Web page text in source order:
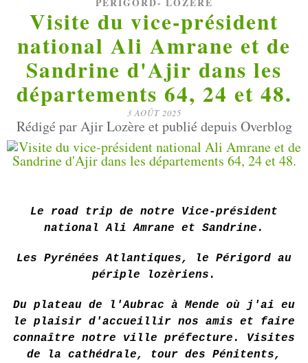
PÉRIGORD- LOZÈRE
Visite du vice-président
national Ali Amrane et de
Sandrine d'Ajir dans les
départements 64, 24 et 48.
3 AOÛT 2025
Rédigé par Ajir Lozère et publié depuis Overblog
Le road trip de notre Vice-président
national Ali Amrane et Sandrine.
Les Pyrénées Atlantiques, le Périgord au
périple lozèriens.
Du plateau de l'Aubrac à Mende où j'ai eu
le plaisir d'accueillir nos amis et faire
connaître notre ville préfecture. Visites
de la cathédrale, tour des Pénitents,